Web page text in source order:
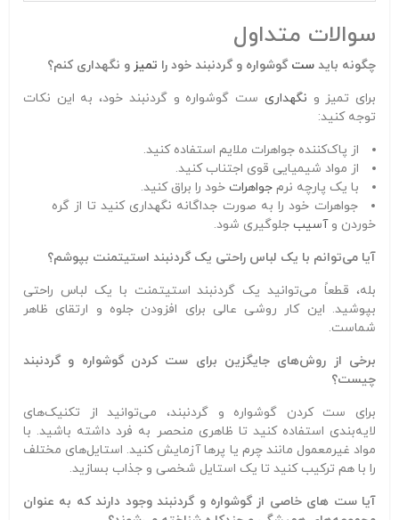
سوالات متداول
چگونه باید ست گوشواره و گردنبند خود را تمیز و نگهداری کنم؟
برای تمیز و نگهداری ست گوشواره و گردنبند خود، به این نکات
توجه کنید:
از پاک‌کننده جواهرات ملایم استفاده کنید.
از مواد شیمیایی قوی اجتناب کنید.
با یک پارچه نرم جواهرات خود را براق کنید.
جواهرات خود را به صورت جداگانه نگهداری کنید تا از گره
خوردن وآسیب جلوگیری شود.
آیا می‌توانم با یک لباس راحتی یک گردنبند استیتمنت بپوشم؟
بله، قطعاً می‌توانید یک گردنبند استیتمنت با یک لباس راحتی
بپوشید. این کار روشی عالی برای افزودن جلوه و ارتقای ظاهر
شماست.
برخی از روش‌های جایگزین برای ست کردن گوشواره و گردنبند
چیست؟
برای ست کردن گوشواره و گردنبند، می‌توانید از تکنیک‌های
لایه‌بندی استفاده کنید تا ظاهری منحصر به فرد داشته باشید. با
مواد غیرمعمول مانند چرم یا پرها آزمایش کنید. استایل‌های مختلف
را با هم ترکیب کنید تا یک استایل‌ شخصی و جذاب بسازید.
آیا ست های خاصی از گوشواره و گردنبند وجود دارند که به عنوان